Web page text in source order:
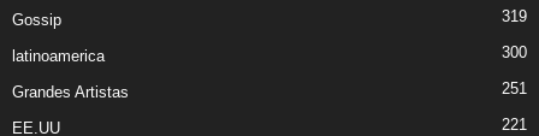
Gossip 319
latinoamerica 300
Grandes Artistas 251
EE.UU 221